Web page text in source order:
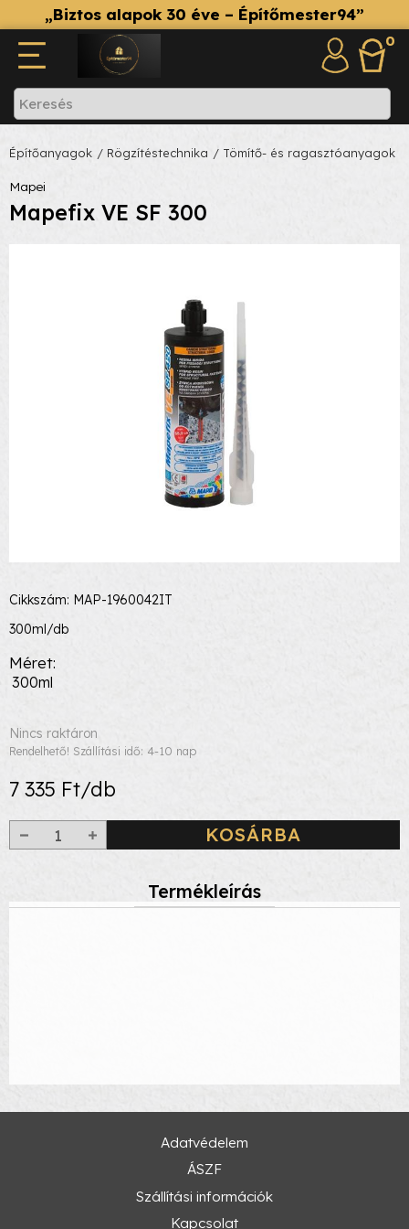
„Biztos alapok 30 éve – Építőmester94”
0
Építőanyagok / Rögzítéstechnika / Tömítő- és ragasztóanyagok
Mapei
Mapefix VE SF 300
Cikkszám: MAP-1960042IT
300ml/db
Méret
300ml
Nincs raktáron
Rendelhető! Szállítási idő: 4-10 nap
7 335 Ft/db
KOSÁRBA
Termékleírás
Adatvédelem
ÁSZF
Szállítási információk
Kapcsolat